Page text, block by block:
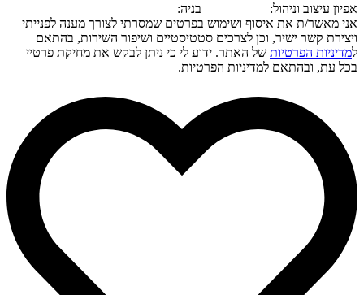
אפיון עיצוב וניהול: | בניה:
אני מאשר/ת את איסוף ושימוש בפרטים שמסרתי לצורך מענה לפנייתי
ויצירת קשר ישיר, וכן לצרכים סטטיסטיים ושיפור השירות, בהתאם
למדיניות הפרטיות של האתר. ידוע לי כי ניתן לבקש את מחיקת פרטיי
בכל עת, ובהתאם למדיניות הפרטיות.